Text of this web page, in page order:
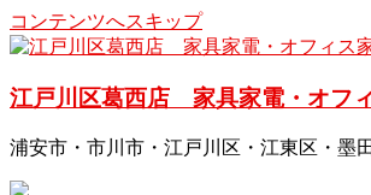
コンテンツへスキップ
江戸川区葛西店 家具家電・オフ
浦安市・市川市・江戸川区・江東区・